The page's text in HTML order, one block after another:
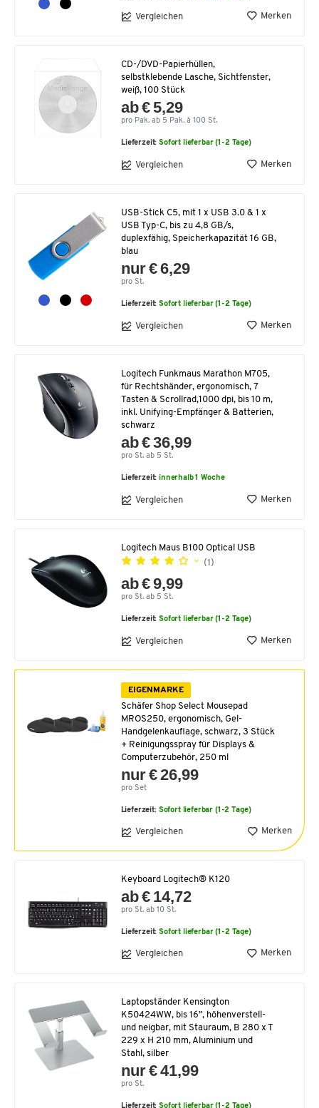
Vergleichen Merken
CD-/DVD-Papierhüllen,
selbstklebende Lasche, Sichtfenster,
weiß, 100 Stück
ab € 5,29
pro Pak. ab 5 Pak. à 100 St.
Lieferzeit:Sofort lieferbar (1-2 Tage)
Vergleichen Merken
USB-Stick C5, mit 1 x USB 3.0 & 1 x
USB Typ-C, bis zu 4,8 GB/s,
duplexfähig, Speicherkapazität 16 GB,
blau
nur € 6,29
pro St.
Lieferzeit:Sofort lieferbar (1-2 Tage)
Vergleichen Merken
Logitech Funkmaus Marathon M705,
für Rechtshänder, ergonomisch, 7
Tasten & Scrollrad,1000 dpi, bis 10 m,
inkl. Unifying-Empfänger & Batterien,
schwarz
ab € 36,99
pro St. ab 5 St.
Lieferzeit:innerhalb 1 Woche
Vergleichen Merken
Logitech Maus B100 Optical USB
(1)
ab € 9,99
pro St. ab 5 St.
Lieferzeit:Sofort lieferbar (1-2 Tage)
Vergleichen Merken
EIGENMARKE
Schäfer Shop Select Mousepad
MROS250, ergonomisch, Gel-
Handgelenkauflage, schwarz, 3 Stück
+ Reinigungsspray für Displays &
Computerzubehör, 250 ml
nur € 26,99
pro Set
Lieferzeit: Sofort lieferbar (1-2 Tage)
Vergleichen Merken
Keyboard Logitech® K120
ab € 14,72
pro St. ab 10 St.
Lieferzeit:Sofort lieferbar (1-2 Tage)
Vergleichen Merken
Laptopständer Kensington
K50424WW, bis 16”, höhenverstell-
und neigbar, mit Stauraum, B 280 x T
229 x H 210 mm, Aluminium und
Stahl, silber
nur € 41,99
pro St.
Lieferzeit:Sofort lieferbar (1-2 Tage)